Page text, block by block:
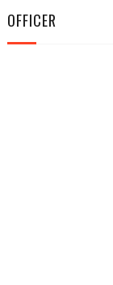
OFFICER